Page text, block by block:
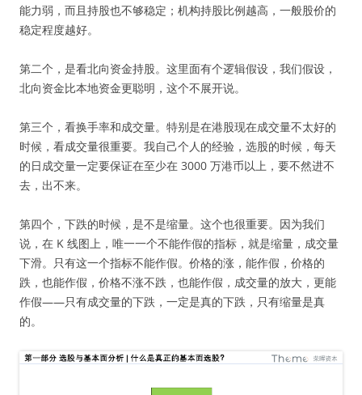
能力弱，而且持股也不够稳定；机构持股比例越高，一般股价的
稳定程度越好。
第二个，是看北向资金持股。这里面有个逻辑假设，我们假设，
北向资金比本地资金更聪明，这个不展开说。
第三个，看换手率和成交量。特别是在港股现在成交量不太好的
时候，看成交量很重要。我自己个人的经验，选股的时候，每天
的日成交量一定要保证在至少在 3000 万港币以上，要不然进不
去，出不来。
第四个，下跌的时候，是不是缩量。这个也很重要。因为我们
说，在 K 线图上，唯一一个不能作假的指标，就是缩量，成交量
下滑。只有这一个指标不能作假。价格的涨，能作假，价格的
跌，也能作假，价格不涨不跌，也能作假，成交量的放大，更能
作假——只有成交量的下跌，一定是真的下跌，只有缩量是真
的。